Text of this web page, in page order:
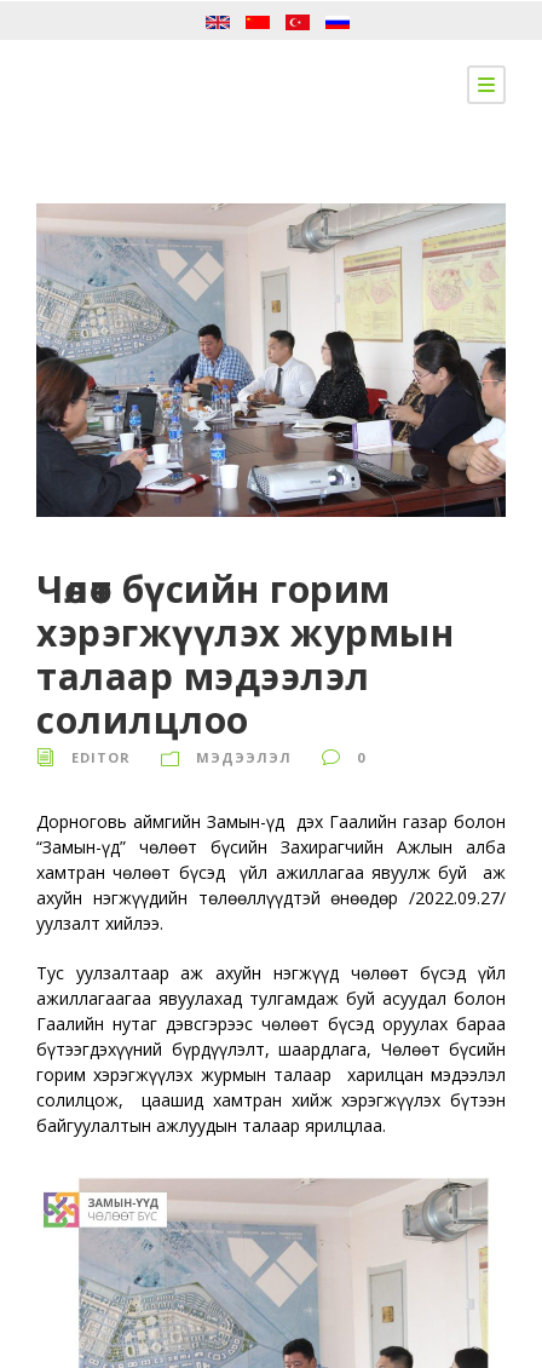
Чөлөөт бүсийн горим
хэрэгжүүлэх журмын
талаар мэдээлэл
солилцлоо
EDITOR МЭДЭЭЛЭЛ 0
Дорноговь аймгийн Замын-Үүд дэх Гаалийн газар болон
“Замын-Үүд” чөлөөт бүсийн Захирагчийн Ажлын алба
хамтран чөлөөт бүсэд үйл ажиллагаа явуулж буй аж
ахуйн нэгжүүдийн төлөөллүүдтэй өнөөдөр /2022.09.27/
уулзалт хийлээ.
Тус уулзалтаар аж ахуйн нэгжүүд чөлөөт бүсэд үйл
ажиллагаагаа явуулахад тулгамдаж буй асуудал болон
Гаалийн нутаг дэвсгэрээс чөлөөт бүсэд оруулах бараа
бүтээгдэхүүний бүрдүүлэлт, шаардлага, Чөлөөт бүсийн
горим хэрэгжүүлэх журмын талаар харилцан мэдээлэл
солилцож, цаашид хамтран хийж хэрэгжүүлэх бүтээн
байгуулалтын ажлуудын талаар ярилцлаа.